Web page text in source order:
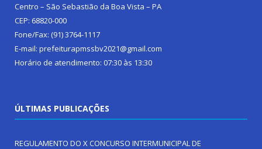
Centro – São Sebastião da Boa Vista – PA
CEP: 68820-000
Fone/Fax: (91) 3764-1117
E-mail: prefeiturapmssbv2021@gmail.com
Horário de atendimento: 07:30 às 13:30
ÚLTIMAS PUBLICAÇÕES
REGULAMENTO DO X CONCURSO INTERMUNICIPAL DE